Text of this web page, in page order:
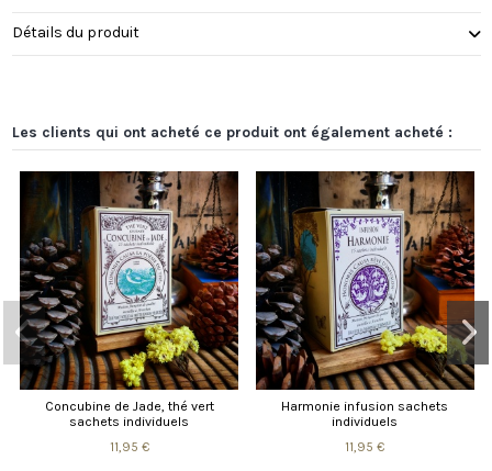
Détails du produit
Les clients qui ont acheté ce produit ont également acheté :
Concubine de Jade, thé vert
sachets individuels
11,95 €
Harmonie infusion sachets
individuels
11,95 €